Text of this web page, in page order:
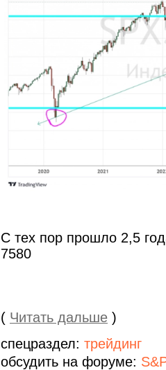
С тех пор прошло 2,5
7580
( Читать дальше )
спецраздел: трейдинг
обсудить на форуме: